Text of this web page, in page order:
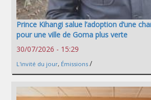
Prince Kihangi salue l’adoption d’une
pour une ville de Goma plus verte
30/07/2026 - 15:29
L'invité du jour, Émissions /